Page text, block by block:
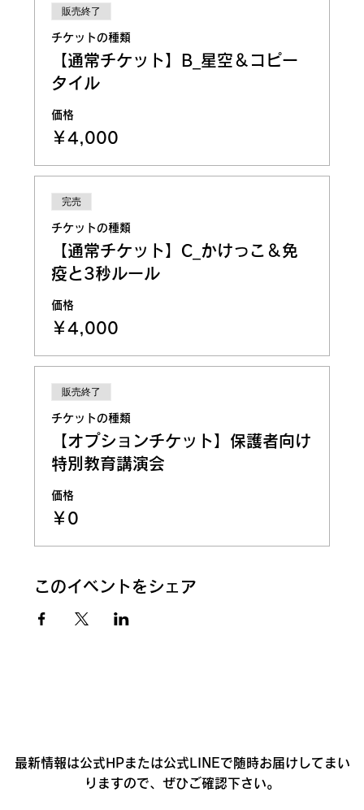
販売終了
チケットの種類
【通常チケット】B_星空＆コピー
タイル
価格
￥4,000
完売
チケットの種類
【通常チケット】C_かけっこ＆免
疫と3秒ルール
価格
￥4,000
販売終了
チケットの種類
【オプションチケット】保護者向け
特別教育講演会
価格
￥0
このイベントをシェア
最新情報は公式HPまたは公式LINEで随時お届けしてまい
りますので、ぜひご確認下さい。